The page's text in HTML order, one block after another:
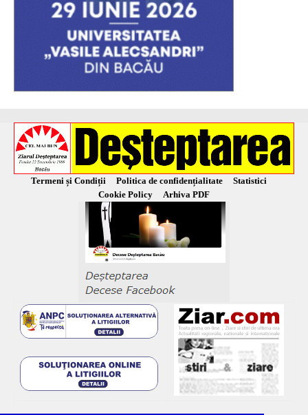
Termeni și Condiții Politica de confidențialitate
Statistici
Cookie Policy
Arhiva PDF